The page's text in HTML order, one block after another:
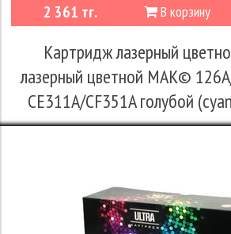
В корзину
2 361 тг.
Картридж лазерный
лазерный цветной MAK©
CE311A/CF351A голубой